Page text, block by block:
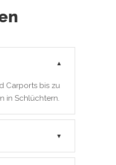
▼
Carports bis zu
in Schlüchtern.
▼